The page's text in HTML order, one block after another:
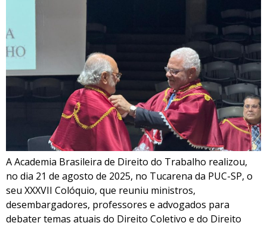
A Academia Brasileira de Direito do Trabalho realizou,
no dia 21 de agosto de 2025, no Tucarena da PUC-SP, o
seu XXXVII Colóquio, que reuniu ministros,
desembargadores, professores e advogados para
debater temas atuais do Direito Coletivo e do Direito